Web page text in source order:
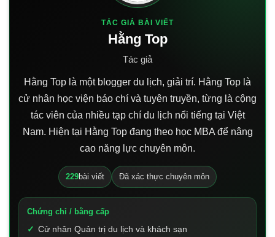
TÁC GIẢ BÀI VIẾT
Hằng Top
Tác giả
Hằng Top là một blogger du lịch, giải trí. Hằng Top là
cử nhân học viện báo chí và tuyên truyền, từng là cộng
tác viên của nhiều tạp chí du lịch nổi tiếng tại Việt
Nam. Hiện tại Hằng Top đang theo học MBA để nâng
cao năng lực chuyên môn.
229bài viết Đã xác thực chuyên môn
Chứng chỉ / bằng cấp
Cử nhân Quản trị du lịch và khách sạn